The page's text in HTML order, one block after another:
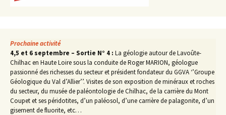
Prochaine activité
4,5 et 6 septembre – Sortie N° 4 : La géologie autour de Lavoûte-
Chilhac en Haute Loire sous la conduite de Roger MARION, géologue
passionné des richesses du secteur et président fondateur du GGVA ‘’Groupe
Géologique du Val d’Allier’’. Visites de son exposition de minéraux et roches
du secteur, du musée de paléontologie de Chilhac, de la carrière du Mont
Coupet et ses péridotites, d’un paléosol, d’une carrière de palagonite, d’un
gisement de fluorite, etc…